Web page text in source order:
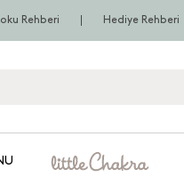
Rehberi Hediye Rehberi